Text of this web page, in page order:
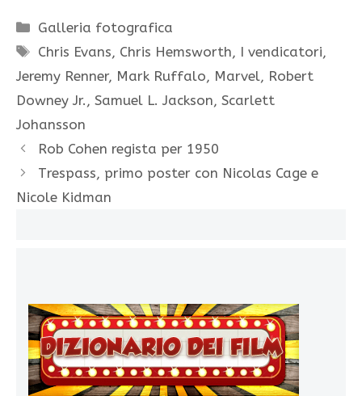
Categorie
Galleria fotografica
Tag
Chris Evans, Chris Hemsworth, I vendicatori,
Jeremy Renner, Mark Ruffalo, Marvel, Robert
Downey Jr. , Samuel L. Jackson, Scarlett
Johansson
Rob Cohen regista per 1950
Trespass, primo poster con Nicolas Cage e
Nicole Kidman